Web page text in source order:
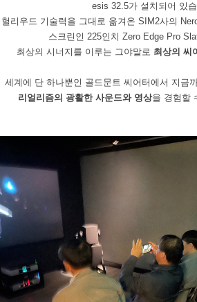
esis 32.5가 설치되어 있
헐리우드 기술력을 그대로 옮겨온 SIM2사의
스크린인 225인치 Zero Edge Pro
최상의 시너지를 이루는 그야말로 최상의 씨
세계에 단 하나뿐인 골드문트 씨어터에서 지금
리얼리즘의 광활한 사운드와 영상을 경험할